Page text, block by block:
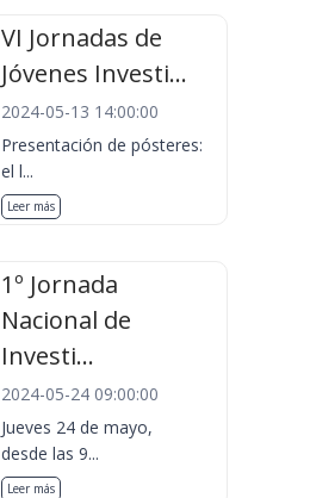
VI Jornadas de
Jóvenes Investi...
2024-05-13 14:00:00
Presentación de pósteres:
el l...
Leer más
1º Jornada
Nacional de
Investi...
2024-05-24 09:00:00
Jueves 24 de mayo,
desde las 9...
Leer más